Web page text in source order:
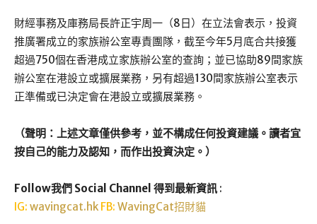
財經事務及庫務局長許正宇周一（8日）在立法會表示，投資
推廣署成立的家族辦公室專責團隊，截至今年5月底合共接獲
超過750個在香港成立家族辦公室的查詢；並已協助89間家族
辦公室在港設立或擴展業務，另有超過130間家族辦公室表示
正準備或已決定會在港設立或擴展業務。
（聲明：上述文章僅供參考，並不構成任何投資建議。讀者宜
按自己的能力及認知，而作出投資決定。）
Follow我們 Social Channel 得到最新資訊 :
IG: wavingcat.hk FB: WavingCat招財貓